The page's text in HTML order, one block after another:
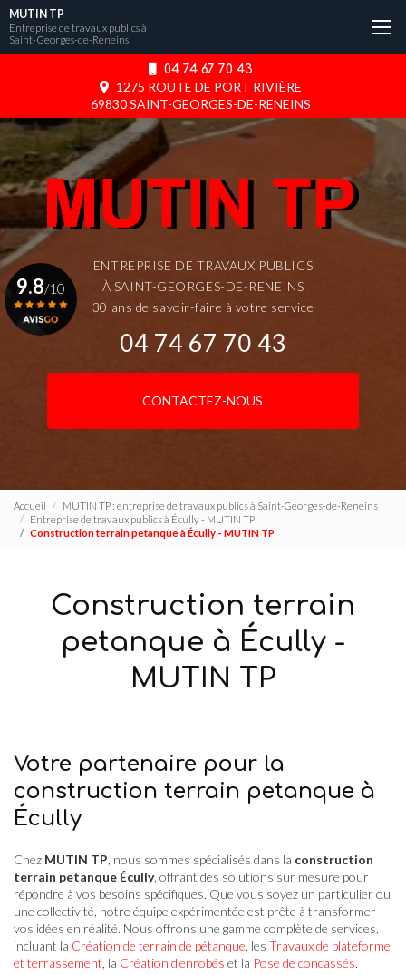
Aller
au
contenu
04 74 67 70 43
1275 ROUTE DE PORT RIVIÈRE
69830 SAINT-GEORGES-DE-RENEINS
MUTIN TP
Entreprise de travaux publics à
Saint-Georges-de-Reneins
ENTREPRISE DE TRAVAUX PUBLICS
À SAINT-GEORGES-DE-RENEINS
30 ans de savoir-faire à votre service
04 74 67 70 43
CONTACTEZ-NOUS
9.8/10
Accueil
MUTIN TP : entreprise de travaux publics à Saint-Georges-de-Reneins
Entreprise de travaux publics à Écully - MUTIN TP
Construction terrain petanque à Écully - MUTIN TP
Construction terrain
petanque à Écully -
MUTIN TP
Votre partenaire pour la
construction terrain petanque à
Écully
Chez MUTIN TP , nous sommes spécialisés dans la construction
terrain petanque Écully, offrant des solutions sur mesure pour
répondre à vos besoins spécifiques. Que vous soyez un particulier ou
une collectivité, notre équipe expérimentée est prête à transformer
vos idées en réalité. Nous offrons une gamme complète de services,
incluant la Création de terrain de pétanque , les Travaux de plateforme
et terrassement , la Création d'enrobés et la Pose de concassés.